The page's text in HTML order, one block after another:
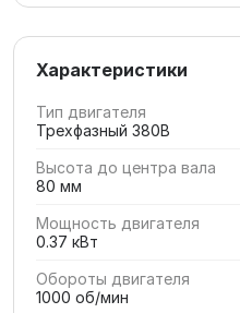
Характеристики
Тип двигателя
Трехфазный 380В
Высота до центра вала
80 мм
Мощность двигателя
0.37 кВт
Обороты двигателя
1000 об/мин